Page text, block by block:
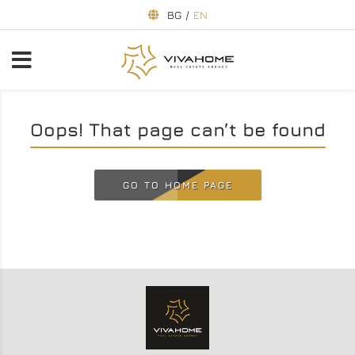
BG / EN
Oops! That page can’t be found
GO TO HOME PAGE